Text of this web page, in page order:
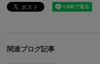
関連ブログ記事